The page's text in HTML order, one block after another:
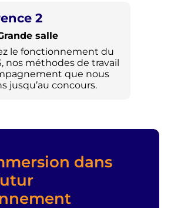
2
salle
le fonctionnement du
nos méthodes de travail
que nous
jusqu’au concours.
dans